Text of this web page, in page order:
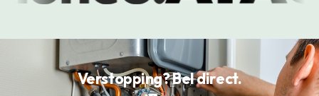
Verstopping? Bel direct.